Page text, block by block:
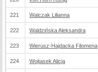
221 Walczak Lilianna
222 Waldzińska Aleksandra
223 Wierusz-Hajdacka Filomena
224 Wojtasek Alicja